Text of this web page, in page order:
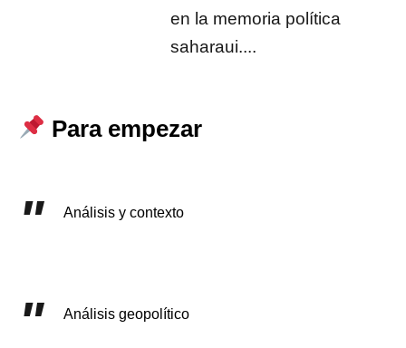
en la memoria política
saharaui....
Para empezar
Análisis y contexto
Análisis geopolítico